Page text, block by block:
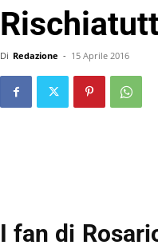
Di Redazione - 15 Aprile 2016
I fan di